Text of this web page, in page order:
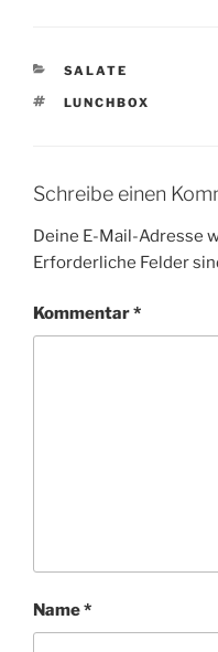
KATEGORIEN
SALATE
SCHLAGWÖRTER
LUNCHBOX
Schreibe einen
Deine E-Mail-Adresse
Erforderliche Felder
Kommentar*
Name*